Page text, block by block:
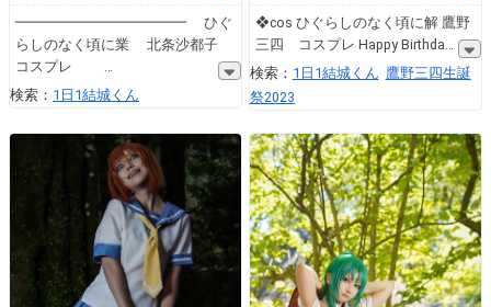
━━━━━━━━━━━━ ひぐ
らしのなく頃に業 北条沙都子
コスプレ
検索： 1日1結城くん
❖cos ひぐらしのなく頃に解 鷹野
三四 コスプレ Happy Birthda
検索： 1日1結城くん 鷹野三四生誕
祭2023